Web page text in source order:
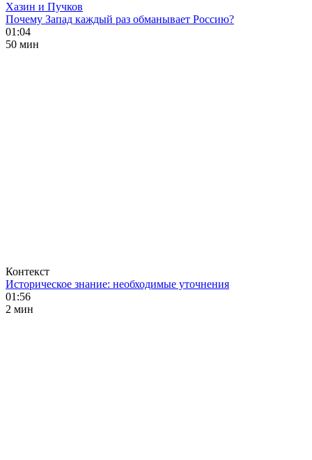
Хазин и Пучков
Почему Запад каждый раз обманывает Россию?
01:04
50 мин
Контекст
Историческое знание: необходимые уточнения
01:56
2 мин